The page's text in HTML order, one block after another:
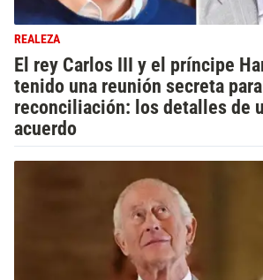
REALEZA
El rey Carlos III y el príncipe
tenido una reunión secreta
reconciliación: los detalles de
acuerdo